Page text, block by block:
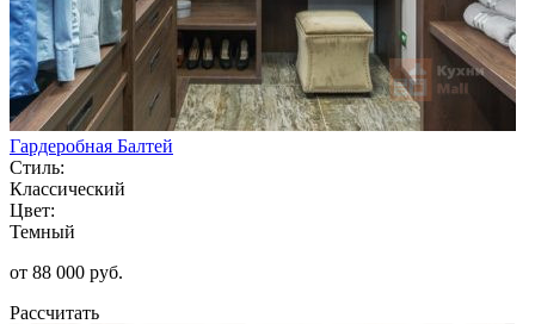
Гардеробная Балтей
Стиль:
Классический
Цвет:
Темный
от 88 000 руб.
Рассчитать